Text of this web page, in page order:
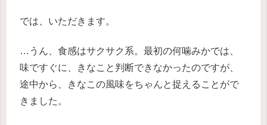
では、いただきます。
…うん、食感はサクサク系。最初の何噛みかでは、
味ですぐに、きなこと判断できなかったのですが、
途中から、きなこの風味をちゃんと捉えることがで
きました。